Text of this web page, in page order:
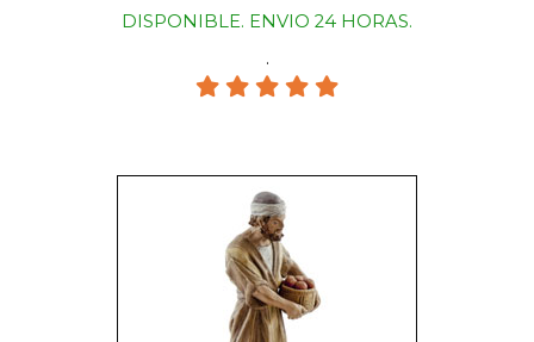
DISPONIBLE. ENVIO 24 HORAS.
.